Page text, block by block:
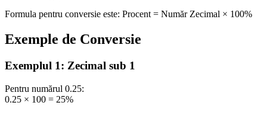
Formula pentru conversie este: Procent = Număr Zecimal × 100%
Exemple de Conversie
Exemplul 1: Zecimal sub 1
Pentru numărul 0.25:
0.25 × 100 = 25%